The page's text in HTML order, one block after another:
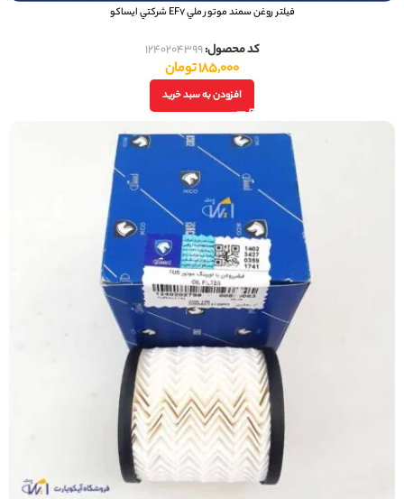
فيلتر روغن سمند موتور ملي EF7 شرکتي ایساکو
کد محصول:1240204399
185,000تومان
افزودن به سبد خرید